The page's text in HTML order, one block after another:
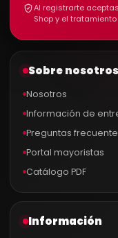
Al registrarte
Shop y el
Sobre nosotros
Nosotros
Información de
Preguntas
Portal mayoristas
Catálogo PDF
Información